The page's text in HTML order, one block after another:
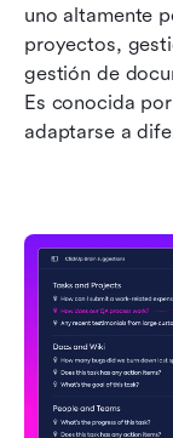
uno altamente
proyectos,
gestión de
Es conocida
adaptarse a